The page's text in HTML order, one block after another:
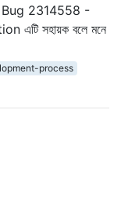
2314558 -
সহায়ক বলে মনে
process